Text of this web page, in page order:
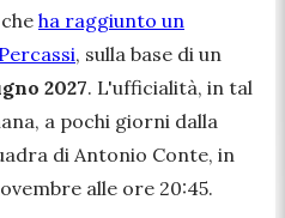
che ha raggiunto un
, sulla base di un
2027. L'ufficialità, in tal
a pochi giorni dalla
di Antonio Conte, in
alle ore 20:45.